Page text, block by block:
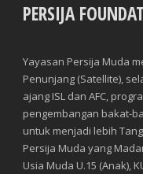
PERSIJA
Yayasan Persija Muda
Penunjang (Satellite),
ajang ISL dan AFC,
pengembangan bakat-
untuk menjadi lebih
Persija Muda yang
Usia Muda U.15 (Anak),